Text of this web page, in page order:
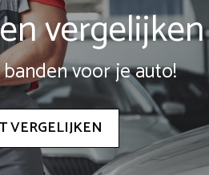
vergelijken
voor je auto!
VERGELIJKEN